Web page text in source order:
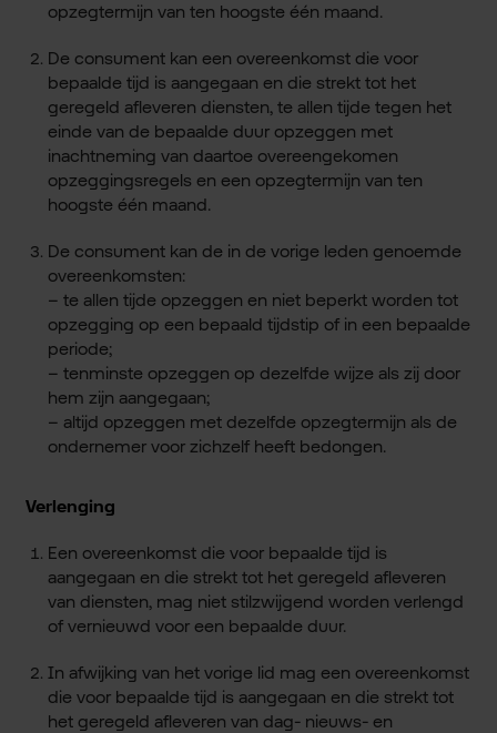
opzegtermijn van ten hoogste één maand.
De consument kan een overeenkomst die voor
bepaalde tijd is aangegaan en die strekt tot het
geregeld afleveren diensten, te allen tijde tegen het
einde van de bepaalde duur opzeggen met
inachtneming van daartoe overeengekomen
opzeggingsregels en een opzegtermijn van ten
hoogste één maand.
De consument kan de in de vorige leden genoemde
overeenkomsten:
– te allen tijde opzeggen en niet beperkt worden tot
opzegging op een bepaald tijdstip of in een bepaalde
periode;
– tenminste opzeggen op dezelfde wijze als zij door
hem zijn aangegaan;
– altijd opzeggen met dezelfde opzegtermijn als de
ondernemer voor zichzelf heeft bedongen.
Verlenging
Een overeenkomst die voor bepaalde tijd is
aangegaan en die strekt tot het geregeld afleveren
van diensten, mag niet stilzwijgend worden verlengd
of vernieuwd voor een bepaalde duur.
In afwijking van het vorige lid mag een overeenkomst
die voor bepaalde tijd is aangegaan en die strekt tot
het geregeld afleveren van dag- nieuws- en